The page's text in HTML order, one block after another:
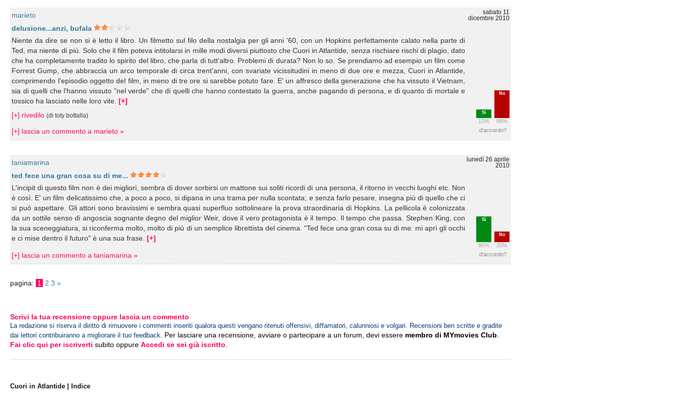
marieto
sabato 11
dicembre 2010
delusione...anzi, bufala
Sì
12%
No
88%
Niente da dire se non si è letto il libro. Un filmetto sul filo della nostalgia per gli anni '60, con un Hopkins perfettamente calato nella parte di
Ted, ma niente di più. Solo che il film poteva intitolarsi in mille modi diversi piuttosto che Cuori in Atlantide, senza rischiare rischi di plagio, dato
che ha completamente tradito lo spirito del libro, che parla di tutt'altro. Problemi di durata? Non lo so. Se prendiamo ad esempio un film come
Forrest Gump, che abbraccia un arco temporale di circa trent'anni, con svariate vicissitudini in meno di due ore e mezza, Cuori in Atlantide,
comprimendo l'episodio oggetto del film, in meno di tre ore si sarebbe potuto fare. E' un affresco della generazione che ha vissuto il Vietnam,
sia di quelli che l'hanno vissuto "nel verde" che di quelli che hanno contestato la guerra, anche pagando di persona, e di quanto di mortale e
tossico ha lasciato nelle loro vite.[+]
[+] rivedilo (di toty bottalla)
[+] lascia un commento a marieto » d'accordo?
taniamarina
lunedì 26 aprile
2010
ted fece una gran cosa su di me...
Sì
80%
No
20%
L'incipit di questo film non è dei migliori, sembra di dover sorbirsi un mattone sui soliti ricordi di una persona, il ritorno in vecchi luoghi etc. Non
è così. E' un film delicatissimo che, a poco a poco, si dipana in una trama per nulla scontata; e senza farlo pesare, insegna più di quello che ci
si può aspettare. Gli attori sono bravissimi e sembra quasi superfluo sottolineare la prova straordinaria di Hopkins. La pellicola è colonizzata
da un sottile senso di angoscia sognante degno del miglior Weir, dove il vero protagonista è il tempo. Il tempo che passa. Stephen King, con
la sua sceneggiatura, si riconferma molto, molto di più di un semplice librettista del cinema. "Ted fece una gran cosa su di me: mi aprì gli occhi
e ci mise dentro il futuro" è una sua frase.[+]
[+] lascia un commento a taniamarina » d'accordo?
pagina: 1 2 3 »
Scrivi la tua recensione oppure lascia un commento
La redazione si riserva il diritto di rimuovere i commenti inseriti qualora questi vengano ritenuti offensivi, diffamatori, calunniosi e volgari. Recensioni ben scritte e gradite
dai lettori contribuiranno a migliorare il tuo feedback. Per lasciare una recensione, avviare o partecipare a un forum, devi essere membro di MYmovies Club
Fai clic qui per iscriverti subito oppureAccedi se sei già iscritto
Cuori in Atlantide | Indice